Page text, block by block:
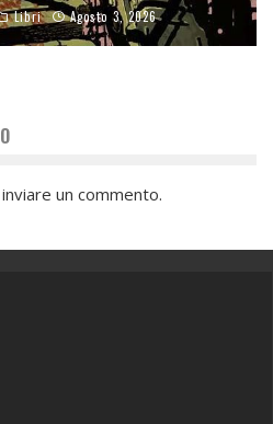
Libri Agosto 3, 2026
un commento.